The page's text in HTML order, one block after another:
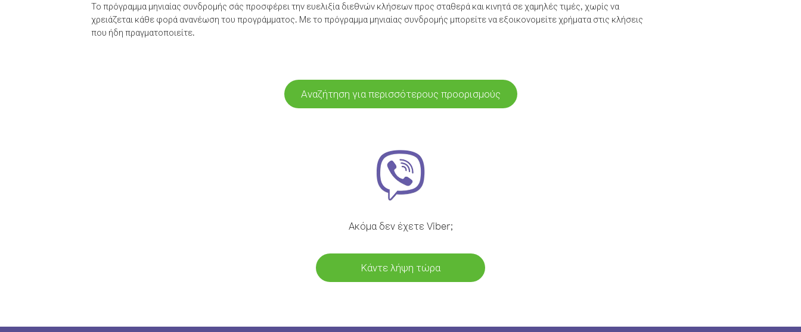
Το πρόγραμμα μηνιαίας συνδρομής σάς προσφέρει την ευελιξία διεθνών κλήσεων προς σταθερά και κινητά σε χαμηλές τιμές, χωρίς να
χρειάζεται κάθε φορά ανανέωση του προγράμματος. Με το πρόγραμμα μηνιαίας συνδρομής μπορείτε να εξοικονομείτε χρήματα στις κλήσεις
που ήδη πραγματοποιείτε.
Αναζήτηση για περισσότερους προορισμούς
Ακόμα δεν έχετε Viber;
Κάντε λήψη τώρα